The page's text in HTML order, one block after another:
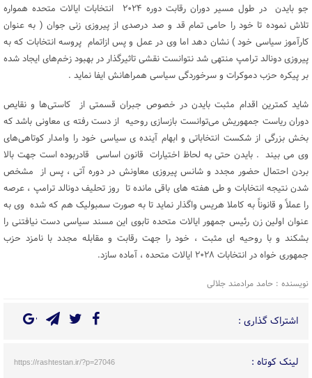
جو بایدن در طول مسیر دوران رقابت دوره ۲۰۲۴ انتخابات ایالات متحده همواره
تلاش نموده تا خود را حامی تمام قد و صد درصدی از پیروزی زنی جوان ( به عنوان
کارآموز سیاسی خود ) نشان دهد اما وی در عمل و پس ازاتمام پروسه انتخابات که به
پیروزی دونالد ترامپ منتهی شد نتوانست نقشی تاثیرگذار در بهبود زخم‌های ایجاد شده
بر پیکره حزب دموکرات و سرخوردگی سیاسی همراهانش ایفا نماید .
شاید کمترین اقدام مثبت بایدن در خصوص جبران قسمتی از کاستی‌ها و نقایص
دوران ریاست جمهوریش می‌توانست بازسازی روحیه از دست رفته ی معاونی باشد که
بخش بزرگی از شکست انتخاباتی و ابهام آینده ی سیاسی خود را وامدار کوتاهی‌های
وی می بیند . بایدن حتی به لحاظ اختیارات قانون اساسی قادربوده است جهت بالا
بردن احتمال حضور مجدد و شانس پیروزی معاونش در دوره آتی ، پس از مشخص
شدن نتیجه انتخابات و طی هفته های باقی مانده تا روز تحلیف دونالد ترامپ ، عرصه
را عملاً و قانوناً به کاملا هریس واگذار نماید تا به صورت سمبولیک هم که شده وی به
عنوان اولین زن رئیس جمهور ایالات متحده تابوی این مسند سیاسی دست نیافتنی را
بشکند و با روحیه ای مثبت ، خود را جهت رقابت و مقابله مجدد با نامزد حزب
جمهوری خواه در انتخابات ۲۰۲۸ ایالات متحده ، آماده سازد.
نویسنده : حامد مرادمند جلالی
اشتراک گذاری :
لینک کوتاه : https://rashtestan.ir/?p=27046